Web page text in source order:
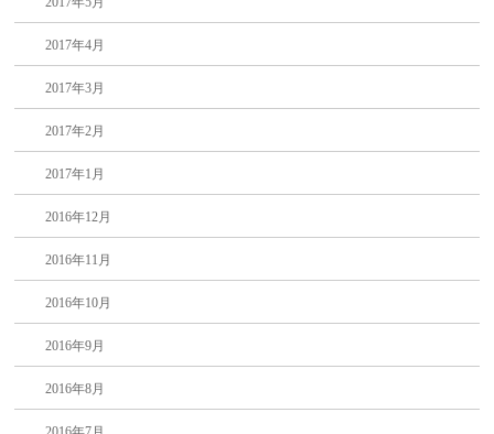
2017年4月
2017年3月
2017年2月
2017年1月
2016年12月
2016年11月
2016年10月
2016年9月
2016年8月